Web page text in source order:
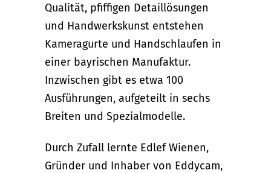
Qualität, pfiffigen Detaillösungen
und Handwerkskunst entstehen
Kameragurte und Handschlaufen in
einer bayrischen Manufaktur.
Inzwischen gibt es etwa 100
Ausführungen, aufgeteilt in sechs
Breiten und Spezialmodelle.
Durch Zufall lernte Edlef Wienen,
Gründer und Inhaber von Eddycam,